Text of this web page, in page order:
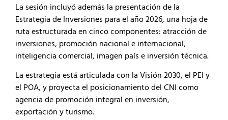
La sesión incluyó además la presentación de la
Estrategia de Inversiones para el año 2026, una hoja de
ruta estructurada en cinco componentes: atracción de
inversiones, promoción nacional e internacional,
inteligencia comercial, imagen país e inversión técnica.
La estrategia está articulada con la Visión 2030, el PEI y
el POA, y proyecta el posicionamiento del CNI como
agencia de promoción integral en inversión,
exportación y turismo.